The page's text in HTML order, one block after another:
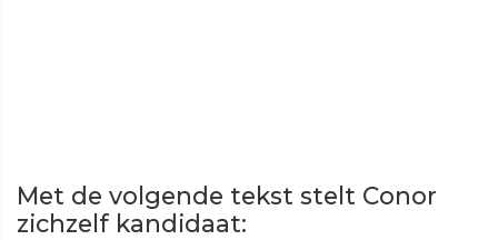
Met de volgende tekst stelt Conor
zichzelf kandidaat: